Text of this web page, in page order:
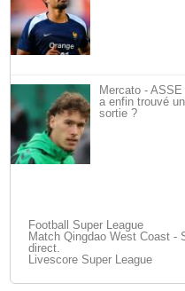
Mercato -
a enfin trouvé
sortie ?
Football Super League
Match Qingdao West Coast -
direct.
Livescore Super League